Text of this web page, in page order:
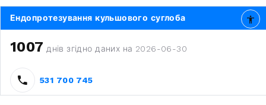
Ендопротезування кульшового суглоба
1007 днів згідно даних на 2026-06-30
531 700 745